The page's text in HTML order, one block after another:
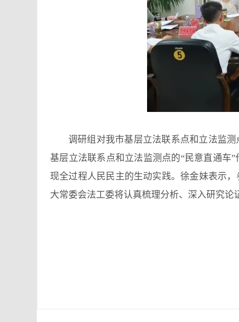
调研组对我市基层立法联系点和立法监
基层立法联系点和立法监测点的“民意直通车
现全过程人民民主的生动实践。徐金妹表示
大常委会法工委将认真梳理分析、深入研究论